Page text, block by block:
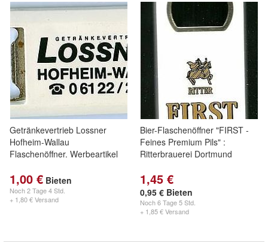
Getränkevertrieb Lossner
Hofheim-Wallau
Flaschenöffner. Werbeartikel
1,00 € Bieten
Noch2 Tage 4 Std.
+ 1,80 € Versand
Bier-Flaschenöffner "FIRST -
Feines Premium Pils" :
Ritterbrauerei Dortmund
1,45 €
0,95 € Bieten
Noch6 Tage 5 Std.
+ 1,85 € Versand